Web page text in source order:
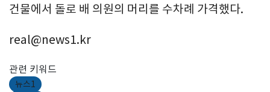
건물에서 돌로 배 의원의 머리를 수차례 가격했다.
real@news1.kr
관련 키워드
뉴스1